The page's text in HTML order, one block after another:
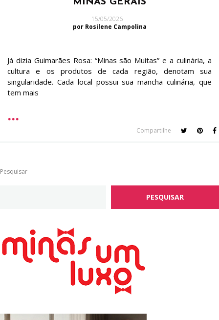
15/05/2026
por Rosilene Campolina
Já dizia Guimarães Rosa: “Minas são Muitas” e a culinária, a
cultura e os produtos de cada região, denotam sua
singularidade. Cada local possui sua mancha culinária, que
tem mais
Compartilhe
Pesquisar
PESQUISAR